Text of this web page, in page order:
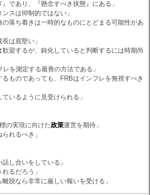
』であり、『懸念すべき状態』にある」
ンスは抑制的ではない」
の落ち着きは一時的なものにとどまる可能性があ
は底堅い」
歓迎するが、鈍化していると判断するには時期尚
レを測定する最善の方法である」
るものであっても、FRBはインフレを無視すべき
ているように見受けられる」
の実現に向けた政策運営を期待」
れるべき」
し合いをしている」
るだろう」
離脱なら非常に厳しい報いを受ける」